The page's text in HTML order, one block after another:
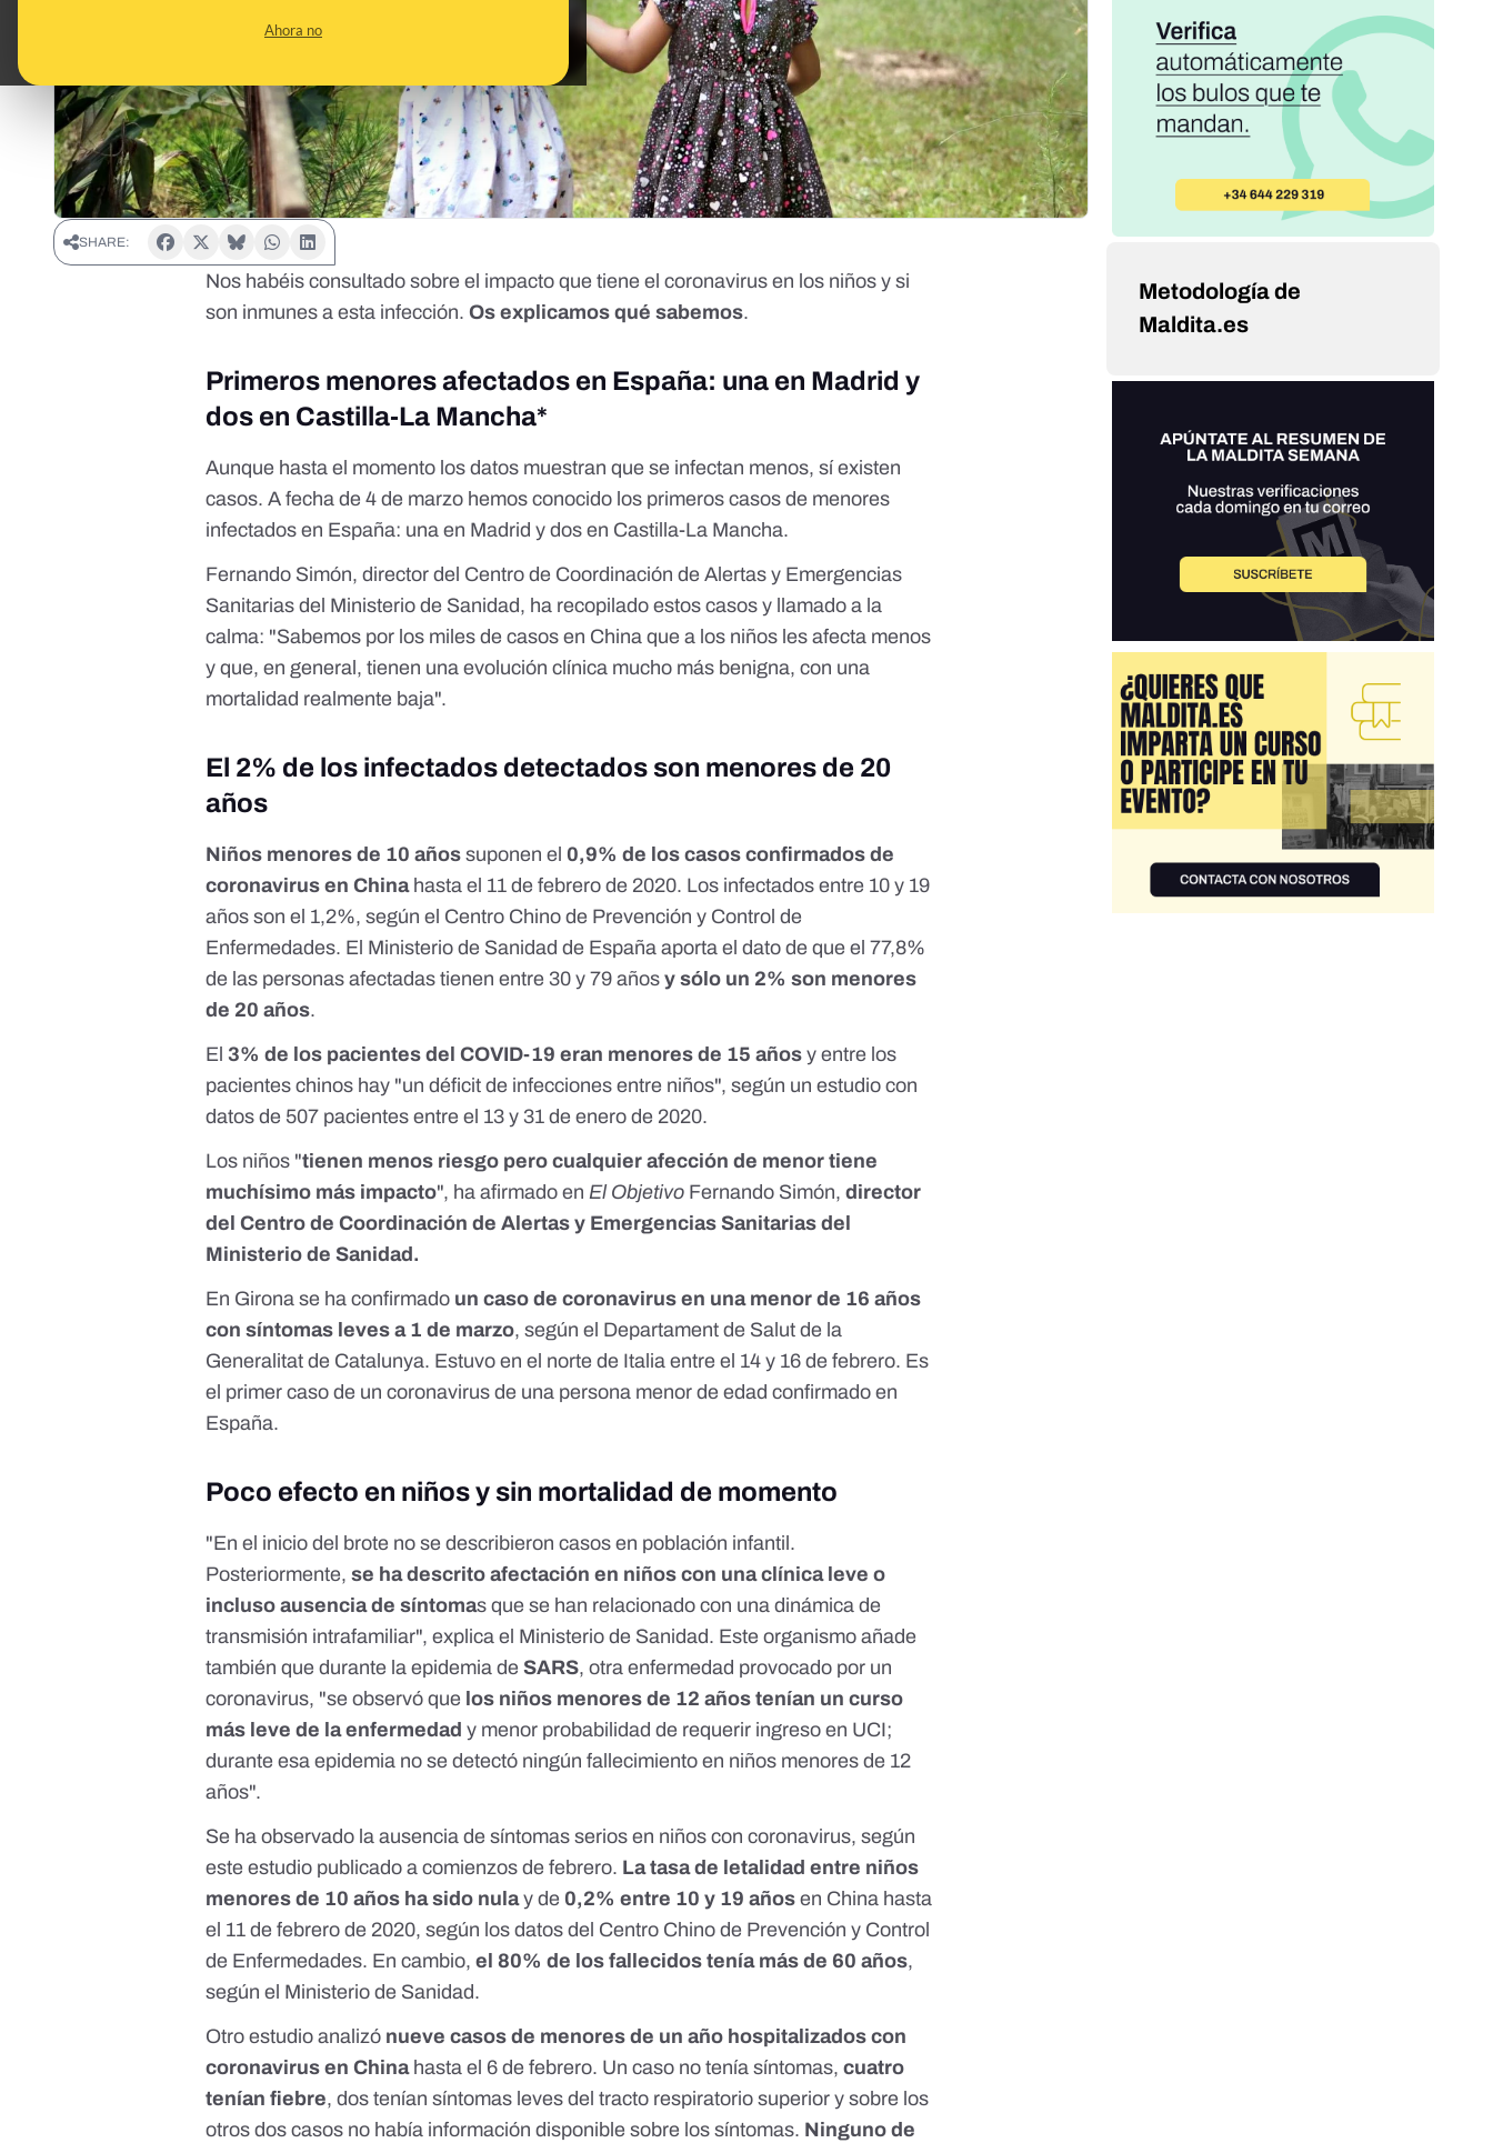
Ahora no
SHARE:
Nos habéis consultado sobre el impacto que tiene el coronavirus en los niños y si
son inmunes a esta infección.Os explicamos qué sabemos.
Primeros menores afectados en España: una en Madrid y
dos en Castilla-La Mancha*
Aunque hasta el momento los datos muestran que se infectan menos, sí existen
casos. A fecha de 4 de marzo hemos conocido los primeros casos de menores
infectados en España: una en Madrid y dos en Castilla-La Mancha.
Fernando Simón, director del Centro de Coordinación de Alertas y Emergencias
Sanitarias del Ministerio de Sanidad, ha recopilado estos casos y llamado a la
calma: "Sabemos por los miles de casos en China que a los niños les afecta menos
y que, en general, tienen una evolución clínica mucho más benigna, con una
mortalidad realmente baja".
El 2% de los infectados detectados son menores de 20
años
Niños menores de 10 añossuponen el 0,9% de los casos confirmados de
coronavirus en Chinahasta el 11 de febrero de 2020. Los infectados entre 10 y 19
años son el 1,2%, según el Centro Chino de Prevención y Control de
Enfermedades. El Ministerio de Sanidad de España aporta el dato de que el 77,8%
de las personas afectadas tienen entre 30 y 79 añosy sólo un 2% son menores
de 20 años.
El 3% de los pacientes del COVID-19 eran menores de 15 años y entre los
pacientes chinos hay "un déficit de infecciones entre niños", según un estudio con
datos de 507 pacientes entre el 13 y 31 de enero de 2020.
Los niños "tienen menos riesgo pero cualquier afección de menor tiene
muchísimo más impacto", ha afirmado enEl Objetivo Fernando Simón, director
del Centro de Coordinación de Alertas y Emergencias Sanitarias del
Ministerio de Sanidad.
En Girona se ha confirmado un caso de coronavirus en una menor de 16 años
con síntomas leves a 1 de marzo, según el Departament de Salut de la
Generalitat de Catalunya. Estuvo en el norte de Italia entre el 14 y 16 de febrero. Es
el primer caso de un coronavirus de una persona menor de edad confirmado en
España.
Poco efecto en niños y sin mortalidad de momento
"En el inicio del brote no se describieron casos en población infantil.
Posteriormente, se ha descrito afectación en niños con una clínica leve o
incluso ausencia de síntomas que se han relacionado con una dinámica de
transmisión intrafamiliar", explica el Ministerio de Sanidad. Este organismo añade
también que durante la epidemia deSARS, otra enfermedad provocado por un
coronavirus, "se observó que los niños menores de 12 años tenían un curso
más leve de la enfermedady menor probabilidad de requerir ingreso en UCI;
durante esa epidemia no se detectó ningún fallecimiento en niños menores de 12
años".
Se ha observado la ausencia de síntomas serios en niños con coronavirus, según
este estudio publicado a comienzos de febrero. La tasa de letalidad entre niños
menores de 10 años ha sido nulay de 0,2% entre 10 y 19 años en China hasta
el 11 de febrero de 2020, según los datos del Centro Chino de Prevención y Control
de Enfermedades. En cambio,el 80% de los fallecidos tenía más de 60 años,
según el Ministerio de Sanidad.
Otroestudio analizó nueve casos de menores de un año hospitalizados con
coronavirus en Chinahasta el 6 de febrero. Un caso no tenía síntomas,cuatro
tenían fiebre, dos tenían síntomas leves del tracto respiratorio superior y sobre los
otros dos casos no había información disponible sobre los síntomas. Ninguno de
Metodología de
Maldita.es